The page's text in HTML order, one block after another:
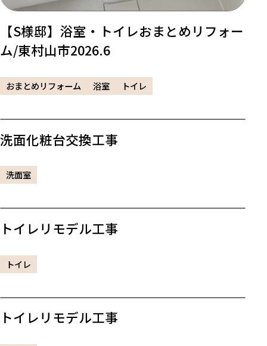
【S様邸】浴室・トイレおまとめリフォー
ム/東村山市2026.6
おまとめリフォーム 浴室 トイレ
洗面化粧台交換工事
洗面室
トイレリモデル工事
トイレ
トイレリモデル工事